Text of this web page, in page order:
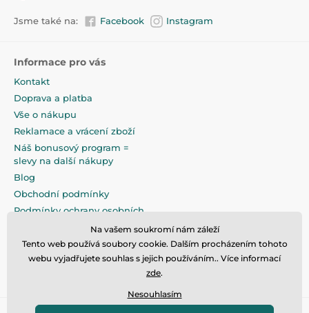
Jsme také na: Facebook Instagram
Informace pro vás
Kontakt
Doprava a platba
Vše o nákupu
Reklamace a vrácení zboží
Náš bonusový program =
slevy na další nákupy
Blog
Obchodní podmínky
Podmínky ochrany osobních
Na pečlivé zabalení klademe
maximální důraz
Na vašem soukromí nám záleží
Tento web používá soubory cookie. Dalším procházením tohoto
webu vyjadřujete souhlas s jejich používáním.. Více informací
zde.
Nesouhlasím